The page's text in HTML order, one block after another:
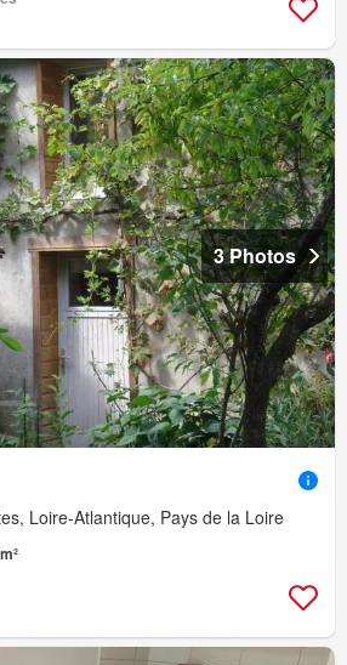
3 Photos
Loire-Atlantique, Pays de la Loire